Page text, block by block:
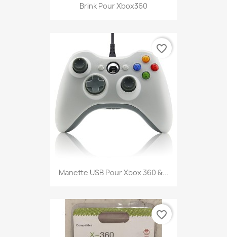
Brink Pour Xbox360
Manette USB Pour Xbox 360 &...
favorite_border
favorite_border